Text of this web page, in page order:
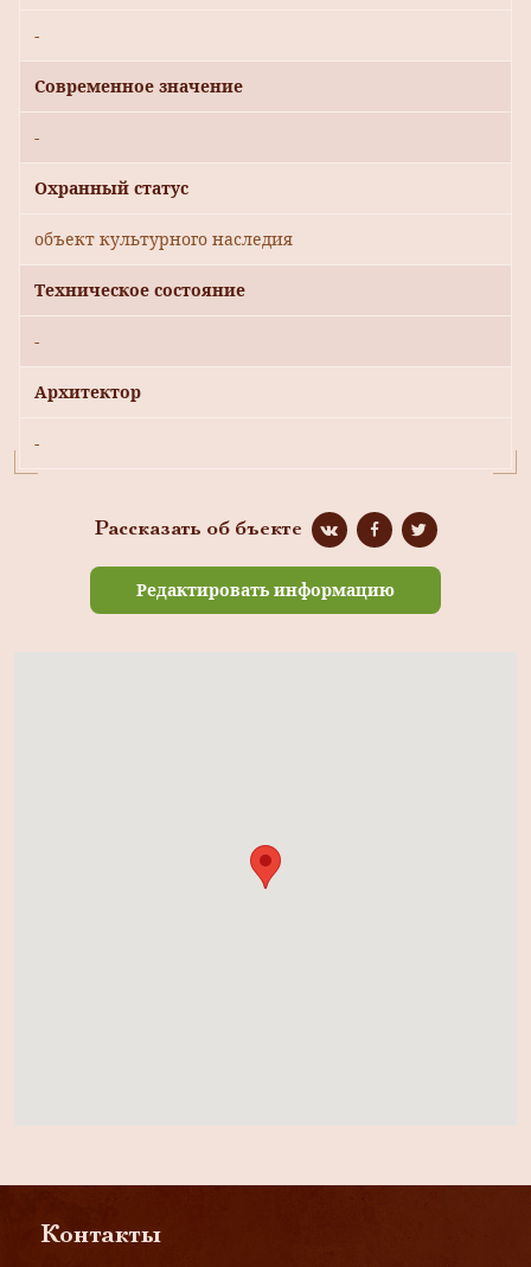
-
Современное значение
-
Охранный статус
объект культурного наследия
Техническое состояние
-
Архитектор
-
Рассказать об бъекте
Редактировать информацию
Контакты